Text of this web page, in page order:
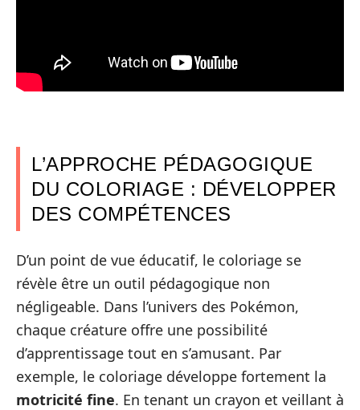
L’APPROCHE PÉDAGOGIQUE
DU COLORIAGE : DÉVELOPPER
DES COMPÉTENCES
D’un point de vue éducatif, le coloriage se
révèle être un outil pédagogique non
négligeable. Dans l’univers des Pokémon,
chaque créature offre une possibilité
d’apprentissage tout en s’amusant. Par
exemple, le coloriage développe fortement la
motricité fine. En tenant un crayon et veillant à